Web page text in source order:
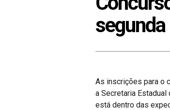
segunda
As inscrições para o
a Secretaria
está dentro das